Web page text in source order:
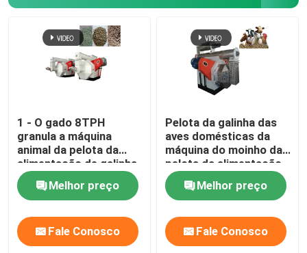
1 - O gado 8TPH
granula a máquina
animal da pelota da
alimentação de galinha
dos rebanhos animais
da máquinaMelhor preço
Fale Conosco
Pelota da galinha das
aves domésticas da
máquina do moinho da
pelota da alimentação
dos rebanhos animais
do CE que faz a
máquina
Melhor preço
Fale Conosco